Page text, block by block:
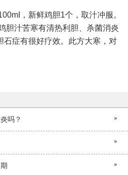
，新鲜鸡胆1个，取汁冲服。
胆汁苦寒有清热利胆、杀菌消炎
石症有很好疗效。此方大寒，对
吗？